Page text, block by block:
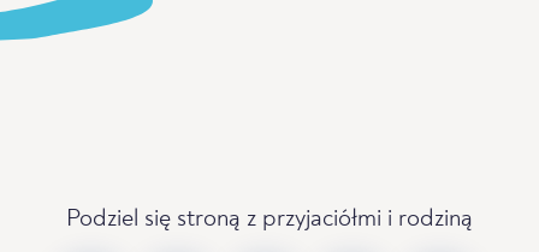
Podziel się stroną z przyjaciółmi i rodziną